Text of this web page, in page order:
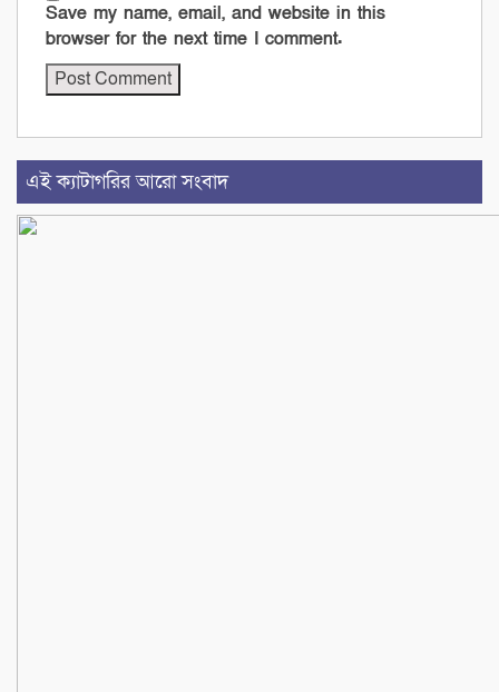
Save my name, email, and website in this
browser for the next time I comment.
এই ক্যাটাগরির আরো সংবাদ